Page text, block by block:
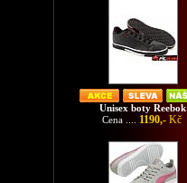
Unisex boty Reebok
Cena ....
1190,-Kč